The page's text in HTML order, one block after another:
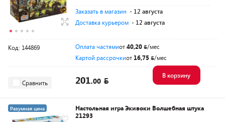
Заказать в магазин - 12 августа
Доставка курьером - 12 августа
Код: 144869 Оплата частямиот40,20
/мес
Картой рассрочкиот 16,75 /мес
Сравнить 201.00
В корзину
Разумная цена
Настольная игра Экивоки Волшебная штука
21293